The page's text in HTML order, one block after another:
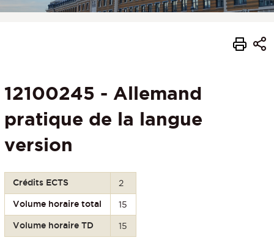
12100245 - Allemand
pratique de la langue
version
Crédits ECTS 2
Volume horaire total 15
Volume horaire TD 15